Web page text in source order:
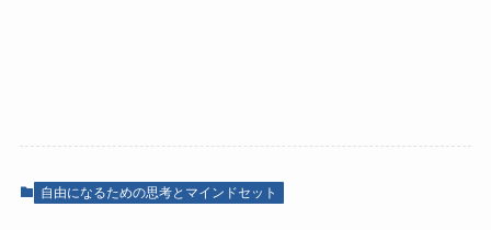
自由になるための思考とマインドセット